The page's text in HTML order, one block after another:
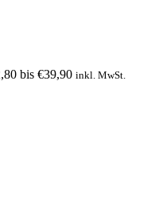
bis €39,90 inkl. MwSt.